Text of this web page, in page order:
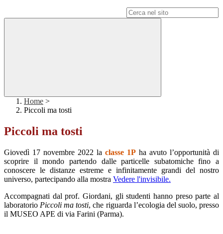
Home >
Piccoli ma tosti
Piccoli ma tosti
Giovedì 17 novembre 2022 la classe 1P ha avuto l’opportunità di
scoprire il mondo partendo dalle particelle subatomiche fino a
conoscere le distanze estreme e infinitamente grandi del nostro
universo, partecipando alla mostra Vedere l'invisibile.
Accompagnati dal prof. Giordani, gli studenti hanno preso parte al
laboratorio Piccoli ma tosti, che riguarda l’ecologia del suolo, presso
il MUSEO APE di via Farini (Parma).